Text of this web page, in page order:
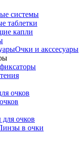
системы
таблетки
капли
Очки и акссесуары
очков
очков
в очки